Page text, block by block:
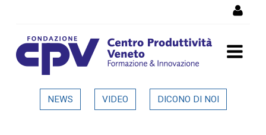
Proprietà intellettuale:
NEWS VIDEO DICONO DI NOI